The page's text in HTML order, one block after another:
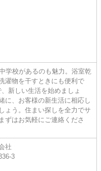
学校があるのも魅力。浴室乾
濯物を干すときにも便利で
新しい生活を始めましょ
に、お客様の新生活に相応し
ょう。住まい探しを全力でサ
ずはお気軽にご連絡くださ
社
3